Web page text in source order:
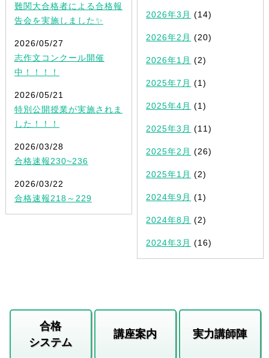
難関大合格者による合格報
告会を実施しました✨
2026/05/27
志作文コンクール開催
中！！！！
2026/05/21
特別公開授業が実施されま
した！！！
2026/03/28
合格速報230~236
2026/03/22
合格速報218～229
2026年3月 (14)
2026年2月 (20)
2026年1月 (2)
2025年7月 (1)
2025年4月 (1)
2025年3月 (11)
2025年2月 (26)
2025年1月 (2)
2024年9月 (1)
2024年8月 (2)
2024年3月 (16)
合格
システム
講座案内 実力講師陣